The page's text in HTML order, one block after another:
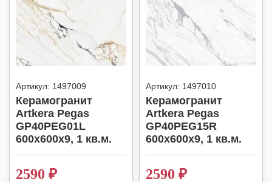
Артикул: 1497009
Керамогранит
Artkera Pegas
GP40PEG01L
600x600x9, 1 кв.м.
2590 ₽
Артикул: 1497010
Керамогранит
Artkera Pegas
GP40PEG15R
600x600x9, 1 кв.м.
2590 ₽